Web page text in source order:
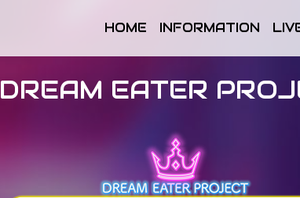
HOME INFORMATION
DREAM EATER